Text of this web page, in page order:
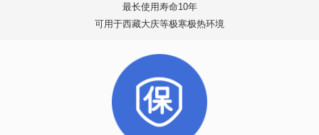
最长使用寿命10年
可用于西藏大庆等极寒极热环境